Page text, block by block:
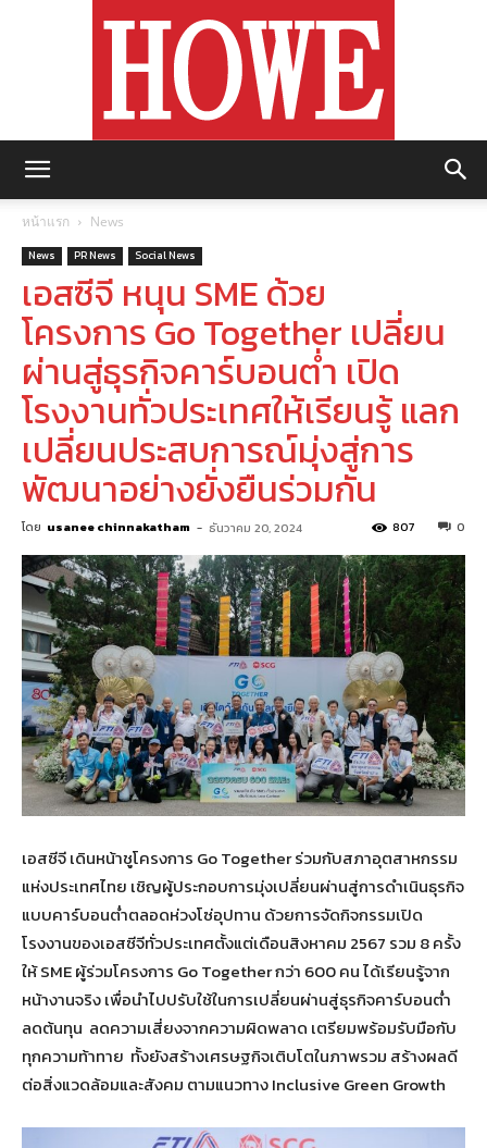
หน้าแรก News
News PR News Social News
เอสซีจี หนุน SME ด้วย
โครงการ Go Together เปลี่ยน
ผ่านสู่ธุรกิจคาร์บอนต่ำ เปิด
โรงงานทั่วประเทศให้เรียนรู้ แลก
เปลี่ยนประสบการณ์มุ่งสู่การ
พัฒนาอย่างยั่งยืนร่วมกัน
โดย usanee chinnakatham - ธันวาคม 20, 2024 0
807
เอสซีจี เดินหน้าชูโครงการ Go Together ร่วมกับสภาอุตสาหกรรม
แห่งประเทศไทย เชิญผู้ประกอบการมุ่งเปลี่ยนผ่านสู่การดำเนินธุรกิจ
แบบคาร์บอนต่ำตลอดห่วงโซ่อุปทาน ด้วยการจัดกิจกรรมเปิด
โรงงานของเอสซีจีทั่วประเทศตั้งแต่เดือนสิงหาคม 2567 รวม 8 ครั้ง
ให้ SME ผู้ร่วมโครงการ Go Together กว่า 600 คน ได้เรียนรู้จาก
หน้างานจริง เพื่อนำไปปรับใช้ในการเปลี่ยนผ่านสู่ธุรกิจคาร์บอนต่ำ
ลดต้นทุน ลดความเสี่ยงจากความผิดพลาด เตรียมพร้อมรับมือกับ
ทุกความท้าทาย ทั้งยังสร้างเศรษฐกิจเติบโตในภาพรวม สร้างผลดี
ต่อสิ่งแวดล้อมและสังคม ตามแนวทาง Inclusive Green Growth